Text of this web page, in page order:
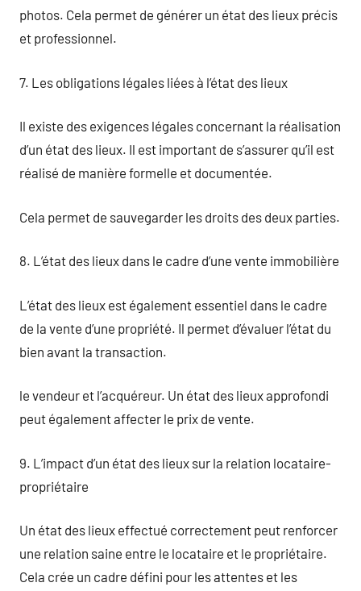
photos. Cela permet de générer un état des lieux précis
et professionnel.
7. Les obligations légales liées à l’état des lieux
Il existe des exigences légales concernant la réalisation
d’un état des lieux. Il est important de s’assurer qu’il est
réalisé de manière formelle et documentée.
Cela permet de sauvegarder les droits des deux parties.
8. L’état des lieux dans le cadre d’une vente immobilière
L’état des lieux est également essentiel dans le cadre
de la vente d’une propriété. Il permet d’évaluer l’état du
bien avant la transaction.
le vendeur et l’acquéreur. Un état des lieux approfondi
peut également affecter le prix de vente.
9. L’impact d’un état des lieux sur la relation locataire-
propriétaire
Un état des lieux effectué correctement peut renforcer
une relation saine entre le locataire et le propriétaire.
Cela crée un cadre défini pour les attentes et les